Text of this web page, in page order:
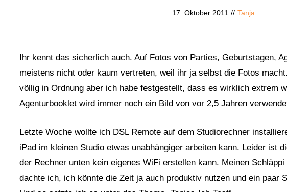
17. Oktober 2011 // Tanja
Ihr kennt das sicherlich auch. Auf Fotos von Parties, Geburtstagen,
meistens nicht oder kaum vertreten, weil ihr ja selbst die Fotos
völlig in Ordnung aber ich habe festgestellt, dass es wirklich extrem
Agenturbooklet wird immer noch ein Bild von vor 2,5 Jahren
Letzte Woche wollte ich DSL Remote auf dem Studiorechner
iPad im kleinen Studio etwas unabhängiger arbeiten kann. Leider ist
der Rechner unten kein eigenes WiFi erstellen kann. Meinen
dachte ich, ich könnte die Zeit ja auch produktiv nutzen und ein paar